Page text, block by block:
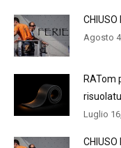
CHIUSO
Agosto
RATom
Luglio
CHIUSO